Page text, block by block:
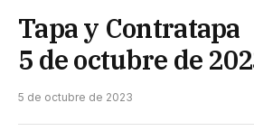
Tapa y Contratapa
5 de octubre de
5 de octubre de 2023